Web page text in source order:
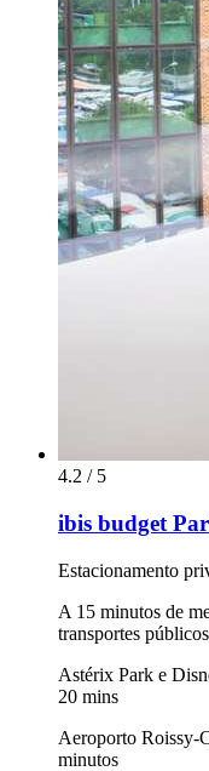
4.2 / 5
ibis budget
Estacionamento
A 15 minutos de
transportes públicos
Astérix Park e
20 mins
Aeroporto Roissy-
minutos